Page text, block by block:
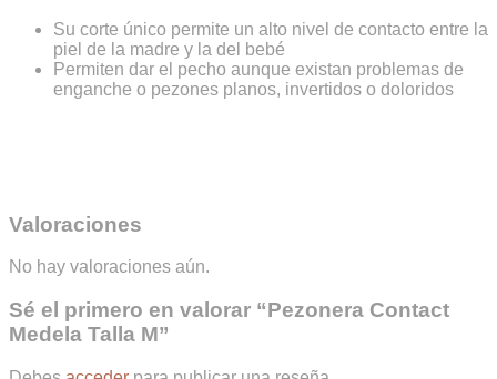
Su corte único permite un alto nivel de contacto entre la
piel de la madre y la del bebé
Permiten dar el pecho aunque existan problemas de
enganche o pezones planos, invertidos o doloridos
Valoraciones
No hay valoraciones aún.
Sé el primero en valorar “Pezonera Contact
Medela Talla M”